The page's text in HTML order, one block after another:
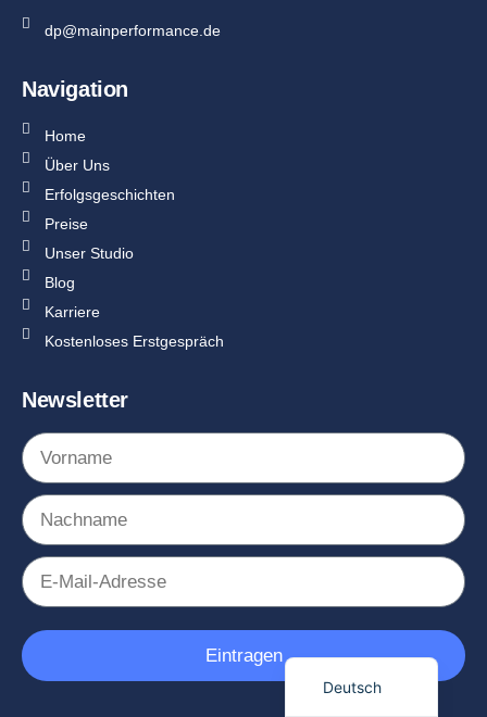
dp@mainperformance.de
Navigation
Home
Über Uns
Erfolgsgeschichten
Preise
Unser Studio
Blog
Karriere
Kostenloses Erstgespräch
Newsletter
Eintragen
Deutsch